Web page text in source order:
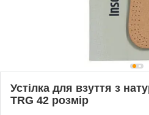
Устілка для взуття з
TRG 42 розмір